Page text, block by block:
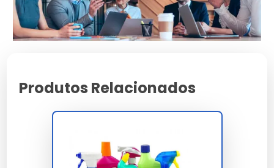
alimentos e eficácia na remoção de resíduos. Avalie
também se o produto é adequado para diferentes
tipos de superfícies.
podem não oferecer a eficácia desejada, levando a
Uso Eficiente de
Produtos Relacionados